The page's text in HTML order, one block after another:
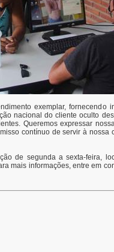
exemplar, fornecendo
nacional do cliente oculto
Queremos expressar
contínuo de servir à nossa
de segunda a sexta-feira,
mais informações, entre em